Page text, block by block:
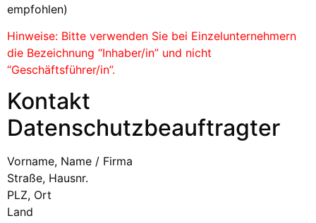
empfohlen)
Hinweise: Bitte verwenden Sie bei Einzelunternehmern
die Bezeichnung “Inhaber/in” und nicht
“Geschäftsführer/in”.
Kontakt
Datenschutzbeauftragter
Vorname, Name / Firma
Straße, Hausnr.
PLZ, Ort
Land